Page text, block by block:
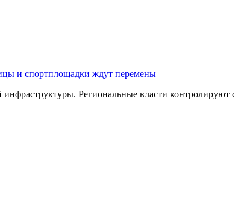
и спортплощадки ждут перемены
Региональные власти контролируют